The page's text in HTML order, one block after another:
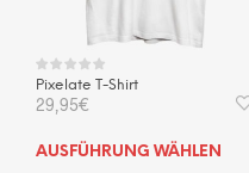
Pixelate T-Shirt
29,95€
AUSFÜHRUNG WÄHLEN